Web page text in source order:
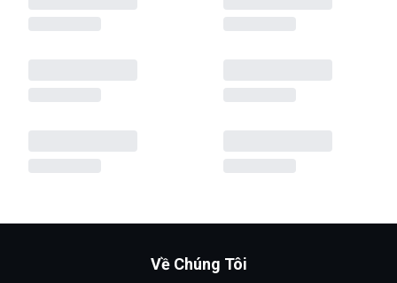
Về Chúng Tôi